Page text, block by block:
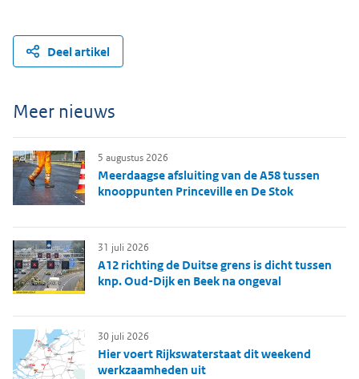
Deel artikel
Meer nieuws
Meerdaagse afsluiting van de A58 tussen
knooppunten Princeville en De Stok
5 augustus 2026
A12 richting de Duitse grens is dicht tussen
knp. Oud-Dijk en Beek na ongeval
31 juli 2026
Hier voert Rijkswaterstaat dit weekend
werkzaamheden uit
30 juli 2026